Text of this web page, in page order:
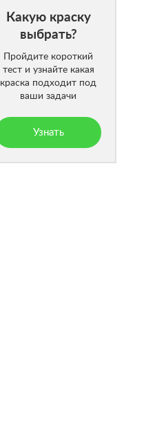
Какую краску
выбрать?
Пройдите короткий
тест и узнайте какая
краска подходит под
ваши задачи
Узнать